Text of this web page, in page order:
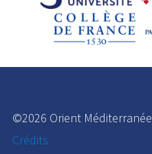
©2026 Orient Méditerranée
Crédits